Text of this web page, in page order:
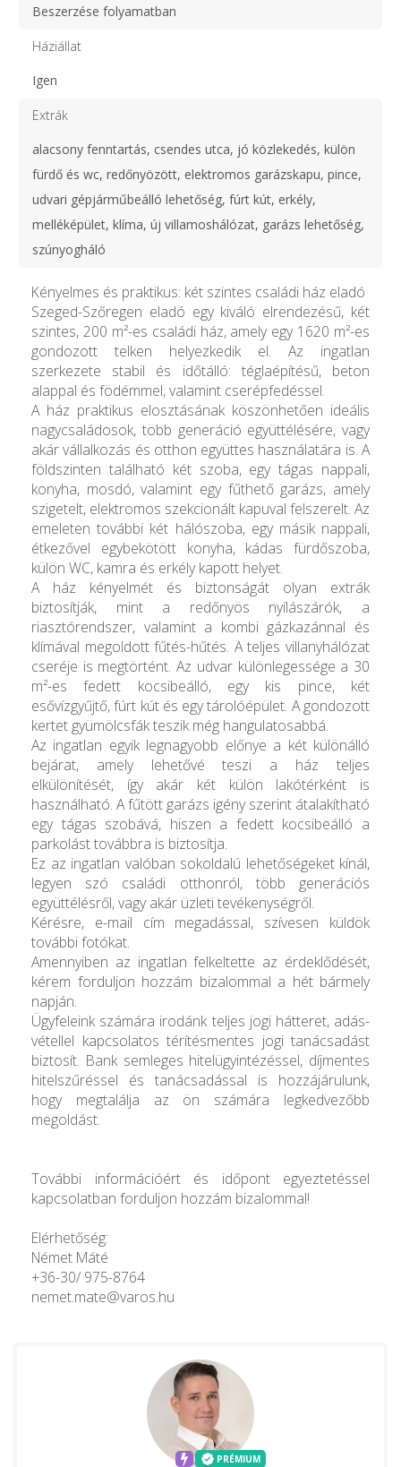
Beszerzése folyamatban
Háziállat
Igen
Extrák
alacsony fenntartás, csendes utca, jó közlekedés, külön
fürdő és wc, redőnyözött, elektromos garázskapu, pince,
udvari gépjárműbeálló lehetőség, fúrt kút, erkély,
melléképület, klíma, új villamoshálózat, garázs lehetőség,
szúnyogháló
Kényelmes és praktikus: két szintes családi ház eladó
Szeged-Szőregen eladó egy kiváló elrendezésű, két
szintes, 200 m²-es családi ház, amely egy 1620 m²-es
gondozott telken helyezkedik el. Az ingatlan
szerkezete stabil és időtálló: téglaépítésű, beton
alappal és födémmel, valamint cserépfedéssel.
A ház praktikus elosztásának köszönhetően ideális
nagycsaládosok, több generáció együttélésére, vagy
akár vállalkozás és otthon együttes használatára is. A
földszinten található két szoba, egy tágas nappali,
konyha, mosdó, valamint egy fűthető garázs, amely
szigetelt, elektromos szekcionált kapuval felszerelt. Az
emeleten további két hálószoba, egy másik nappali,
étkezővel egybekötött konyha, kádas fürdőszoba,
külön WC, kamra és erkély kapott helyet.
A ház kényelmét és biztonságát olyan extrák
biztosítják, mint a redőnyös nyílászárók, a
riasztórendszer, valamint a kombi gázkazánnal és
klímával megoldott fűtés-hűtés. A teljes villanyhálózat
cseréje is megtörtént. Az udvar különlegessége a 30
m²-es fedett kocsibeálló, egy kis pince, két
esővízgyűjtő, fúrt kút és egy tárolóépület. A gondozott
kertet gyümölcsfák teszik még hangulatosabbá.
Az ingatlan egyik legnagyobb előnye a két különálló
bejárat, amely lehetővé teszi a ház teljes
elkülönítését, így akár két külön lakótérként is
használható. A fűtött garázs igény szerint átalakítható
egy tágas szobává, hiszen a fedett kocsibeálló a
parkolást továbbra is biztosítja.
Ez az ingatlan valóban sokoldalú lehetőségeket kínál,
legyen szó családi otthonról, több generációs
együttélésről, vagy akár üzleti tevékenységről.
Kérésre, e-mail cím megadással, szívesen küldök
további fotókat.
Amennyiben az ingatlan felkeltette az érdeklődését,
kérem forduljon hozzám bizalommal a hét bármely
napján.
Ügyfeleink számára irodánk teljes jogi hátteret, adás-
vétellel kapcsolatos térítésmentes jogi tanácsadást
biztosít. Bank semleges hitelügyintézéssel, díjmentes
hitelszűréssel és tanácsadással is hozzájárulunk,
hogy megtalálja az ön számára legkedvezőbb
megoldást.
További információért és időpont egyeztetéssel
kapcsolatban forduljon hozzám bizalommal!
Elérhetőség:
Német Máté
+36-30/ 975-8764
nemet.mate@varos.hu
PRÉMIUM